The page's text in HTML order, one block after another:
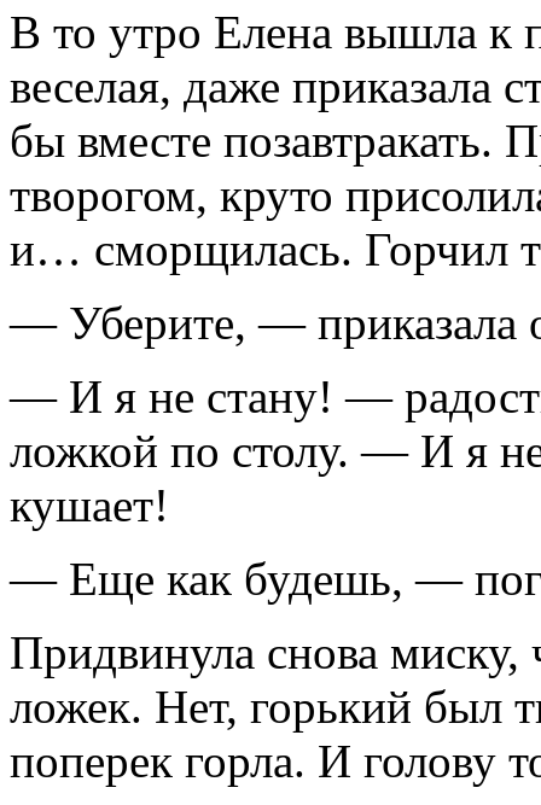
В то утро Елена вышла к
веселая, даже приказала
бы вместе позавтракать.
творогом, круто
и… сморщилась. Горчил
— Уберите, — приказала
— И я не стану! —
ложкой по столу. — И я
кушает!
— Еще как будешь, —
Придвинула снова миску,
ложек. Нет, горький был
поперек горла. И голову